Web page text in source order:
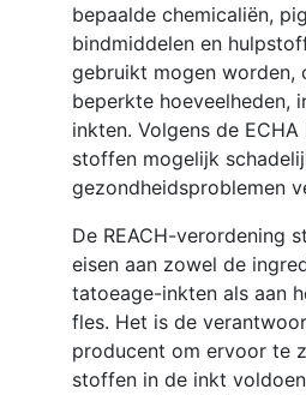
bepaalde chemicaliën,
bindmiddelen en
gebruikt mogen worden,
beperkte hoeveelheden,
inkten. Volgens de
stoffen mogelijk
gezondheidsproblemen
De REACH-verordening
eisen aan zowel de
tatoeage-inkten als aan
fles. Het is de
producent om ervoor te
stoffen in de inkt